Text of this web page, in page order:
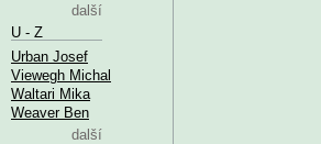
další
U - Z
Urban Josef
Viewegh Michal
Waltari Mika
Weaver Ben
další